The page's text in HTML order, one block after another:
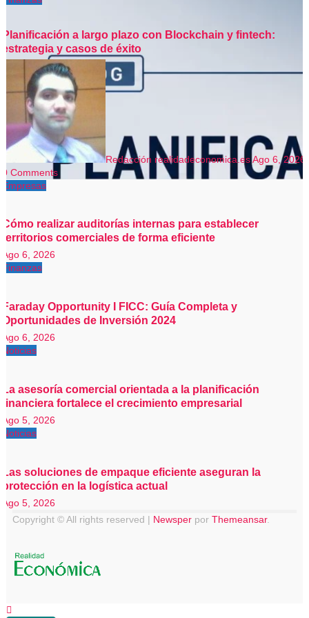
Planificación a largo plazo con Blockchain y fintech:
estrategia y casos de éxito
Redacción realidadeconomica.esAgo 6, 2026
0 Comments
Empresas
Cómo realizar auditorías internas para establecer
territorios comerciales de forma eficiente
Ago 6, 2026
Finanzas
Faraday Opportunity I FICC: Guía Completa y
Oportunidades de Inversión 2024
Ago 6, 2026
Noticias
La asesoría comercial orientada a la planificación
financiera fortalece el crecimiento empresarial
Ago 5, 2026
Noticias
Las soluciones de empaque eficiente aseguran la
protección en la logística actual
Ago 5, 2026
Copyright © All rights reserved | Newsperpor Themeansar.